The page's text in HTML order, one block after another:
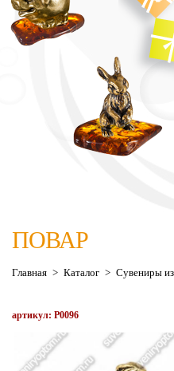
ПОВАР
Главная > Каталог > Сувениры
артикул: P0096